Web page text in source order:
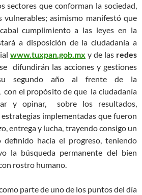
sectores que conforman la sociedad,
vulnerables; asimismo manifestó que
cumplimiento a las leyes en la
a disposición de la ciudadanía a
www.tuxpan.gob.mx y de las redes
difundirán las acciones y gestiones
su segundo año al frente de la
el propósito de que la ciudadanía
y opinar, sobre los resultados,
implementadas que fueron
entrega y lucha, trayendo consigo un
hacía el progreso, teniendo
la búsqueda permanente del bien
rostro humano.
parte de uno de los puntos del día